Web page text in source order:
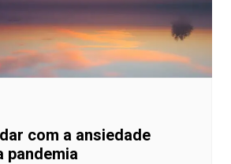
com a ansiedade
pandemia